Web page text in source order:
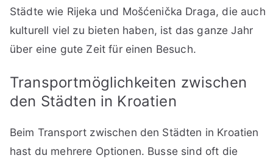
Städte wie Rijeka und Mošćenička Draga, die auch
kulturell viel zu bieten haben, ist das ganze Jahr
über eine gute Zeit für einen Besuch.
Transportmöglichkeiten zwischen
den Städten in Kroatien
Beim Transport zwischen den Städten in Kroatien
hast du mehrere Optionen. Busse sind oft die